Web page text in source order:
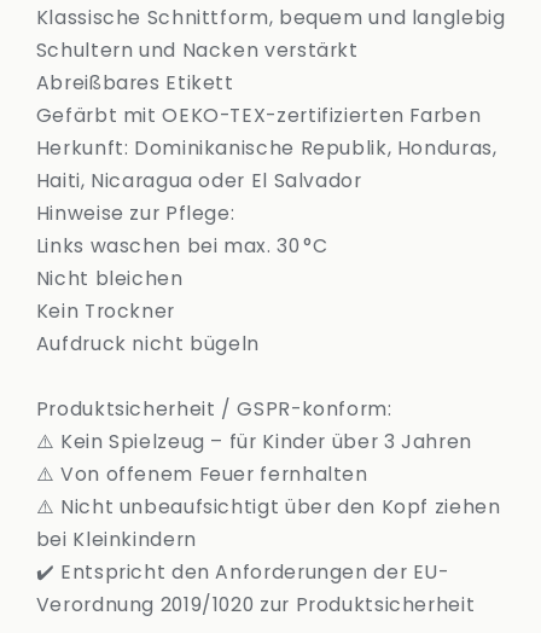
Klassische Schnittform, bequem und langlebig
Schultern und Nacken verstärkt
Abreißbares Etikett
Gefärbt mit OEKO-TEX-zertifizierten Farben
Herkunft: Dominikanische Republik, Honduras,
Haiti, Nicaragua oder El Salvador
Hinweise zur Pflege:
Links waschen bei max. 30 °C
Nicht bleichen
Kein Trockner
Aufdruck nicht bügeln
Produktsicherheit / GSPR-konform:
⚠️ Kein Spielzeug – für Kinder über 3 Jahren
⚠️ Von offenem Feuer fernhalten
⚠️ Nicht unbeaufsichtigt über den Kopf ziehen
bei Kleinkindern
✔️ Entspricht den Anforderungen der EU-
Verordnung 2019/1020 zur Produktsicherheit